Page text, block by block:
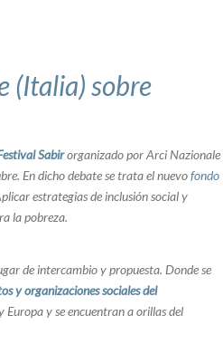
(Italia) sobre
Sabirorganizado por Arci Nazionale
En dicho debate se trata el nuevofondo
estrategias de inclusión social y
la pobreza.
de intercambio y propuesta. Donde se
y organizaciones sociales del
y se encuentran a orillas del